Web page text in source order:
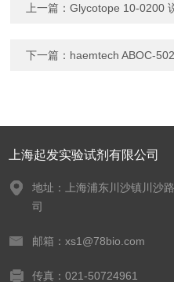
上一篇：Glycotope 10-0200
下一篇： haemtech ABOC-
上海起发实验试剂有限公司
地址：上海浦东川沙镇川沙
司
邮箱：xs1@78bio.com
传真：021-50724961